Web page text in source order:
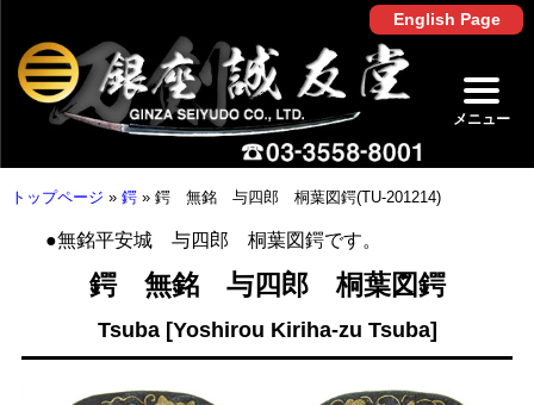
English Page
メニュー
トップページ » 鍔» 鍔 無銘 与四郎 桐葉図鍔(TU-201214)
●無銘平安城 与四郎 桐葉図鍔です。
鍔 無銘 与四郎 桐葉図鍔
Tsuba [Yoshirou Kiriha-zu Tsuba]